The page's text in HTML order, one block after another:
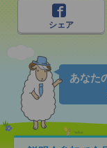
シェア
あなた